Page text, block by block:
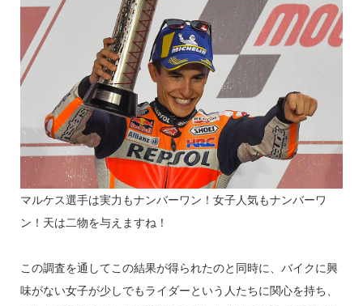
マルケス選手は実力もナンバーワン！女子人気もナンバーワ
ン！天は二物を与えますね！
この調査を通してこの結果が得られたのと同時に、バイクに興
味がない女子が少しでもライダーという人たちに関心を持ち、